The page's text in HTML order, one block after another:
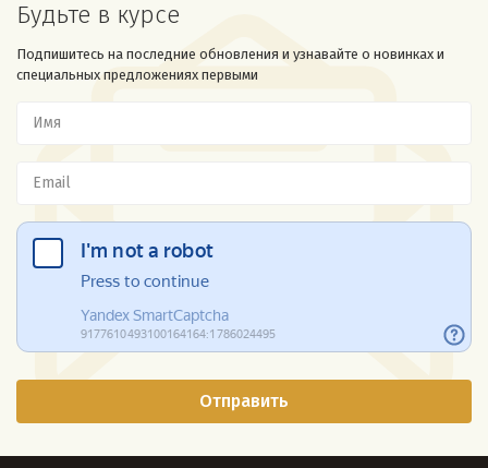
Будьте в курсе
Подпишитесь на последние обновления и узнавайте о новинках и
специальных предложениях первыми